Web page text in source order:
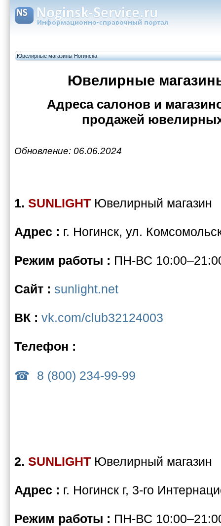
Ювелирные магазины Ногинска
Ювелирные
Адреса салонов и
продажей
Обновление: 06.06.2024
1. SUNLIGHT Ювелирный магазин
Адрес : г. Ногинск, ул.
Режим работы : ПН-ВС
Сайт : sunlight.net
ВК : vk.com/club32124003
Телефон :
8 (800) 234-99-99
2. SUNLIGHT Ювелирный магазин
Адрес : г. Ногинск г, 3-го
Режим работы : ПН-ВС